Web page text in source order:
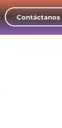
Contáctanos